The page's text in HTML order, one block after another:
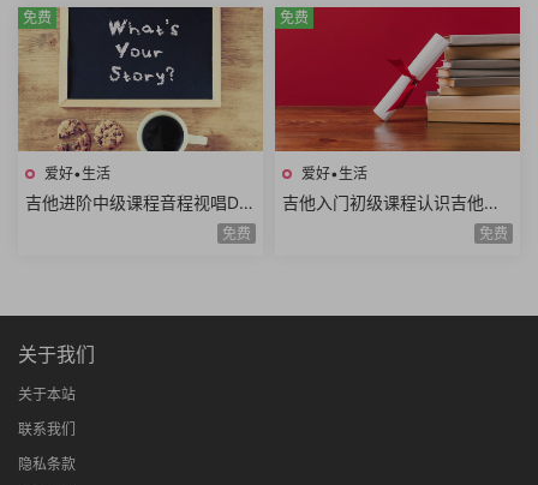
爱好•生活
吉他进阶中级课程音程视唱D调
和弦靠弦练习扫弦基础强五和
免费
免费
爱好•生活
吉他入门初级课程认识吉他调
音调弦E调音阶弹唱练习基础乐
免费
免费
关于我们
关于本站
联系我们
隐私条款